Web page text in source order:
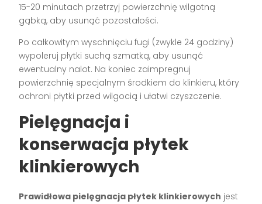
15-20 minutach przetrzyj powierzchnię wilgotną
gąbką, aby usunąć pozostałości.
Po całkowitym wyschnięciu fugi (zwykle 24 godziny)
wypoleruj płytki suchą szmatką, aby usunąć
ewentualny nalot. Na koniec zaimpregnuj
powierzchnię specjalnym środkiem do klinkieru, który
ochroni płytki przed wilgocią i ułatwi czyszczenie.
Pielęgnacja i
konserwacja płytek
klinkierowych
Prawidłowa pielęgnacja płytek klinkierowych jest